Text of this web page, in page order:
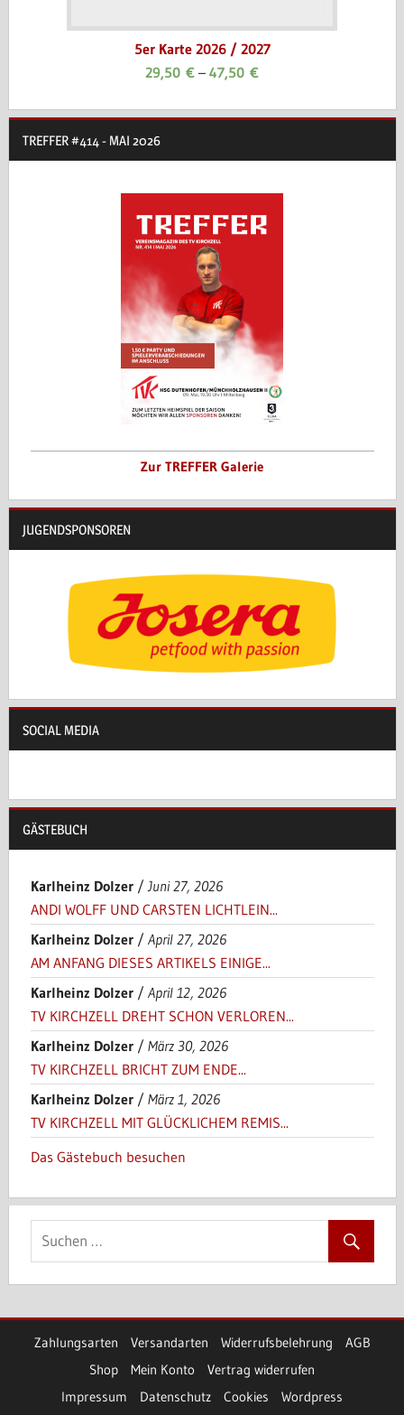
5er Karte 2026 / 2027
29,50 € – 47,50 €
TREFFER #414 - MAI 2026
Zur TREFFER Galerie
JUGENDSPONSOREN
SOCIAL MEDIA
GÄSTEBUCH
Karlheinz Dolzer/Juni 27, 2026
ANDI WOLFF UND CARSTEN LICHTLEIN...
Karlheinz Dolzer/ April 27, 2026
AM ANFANG DIESES ARTIKELS EINIGE...
Karlheinz Dolzer/ April 12, 2026
TV KIRCHZELL DREHT SCHON VERLOREN...
Karlheinz Dolzer/ März 30, 2026
TV KIRCHZELL BRICHT ZUM ENDE...
Karlheinz Dolzer/ März 1, 2026
TV KIRCHZELL MIT GLÜCKLICHEM REMIS...
Das Gästebuch besuchen
Zahlungsarten Versandarten Widerrufsbelehrung
AGB
Shop
Mein Konto
Vertrag widerrufen
Impressum
Datenschutz Cookies Wordpress